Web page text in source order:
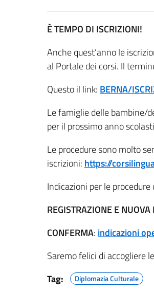
È TEMPO DI ISCRIZIONI!
Anche quest’anno le
al Portale dei corsi. Il
Questo il link: BERNA/
Le famiglie delle bambine/
per il prossimo anno
Le procedure sono molto
iscrizioni: https://
Indicazioni per le procedure
REGISTRAZIONE E
CONFERMA: indicazioni
Saremo felici di accogliere
Tag:
Diplomazia Culturale